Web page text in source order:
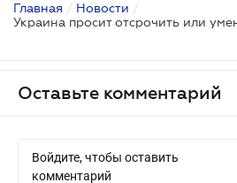
Главная / Новости /
Оставьте комментарий
Войдите, чтобы оставить
комментарий